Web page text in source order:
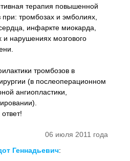
терапия повышенной
при: тромбозах и эмболиях,
инфаркте миокарда,
и нарушениях мозгового
тромбозов в
(в послеоперационном
ангиопластики,
06 июля 2011 года
Геннадьевич: